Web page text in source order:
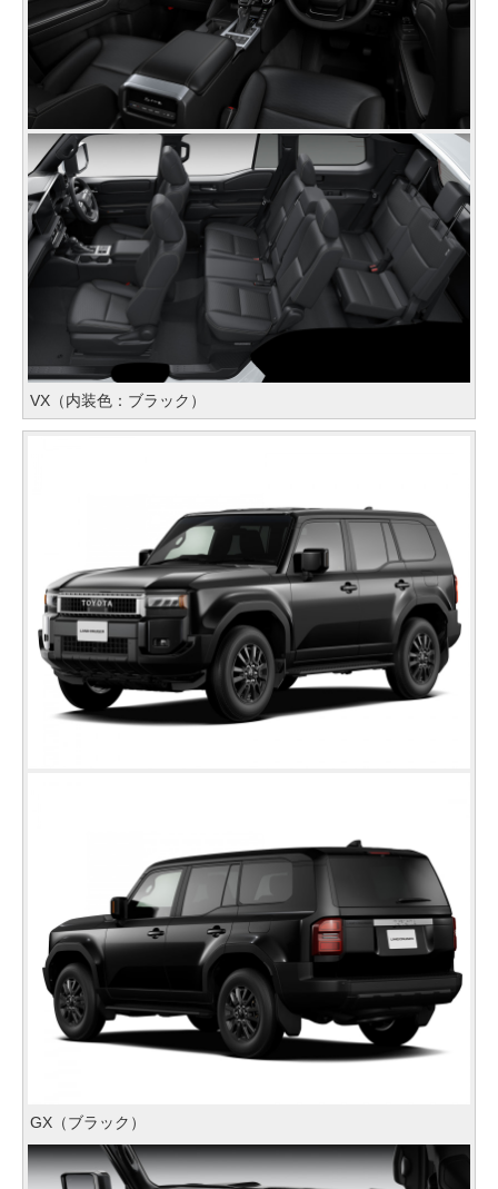
VX（内装色：ブラック）
GX（ブラック）